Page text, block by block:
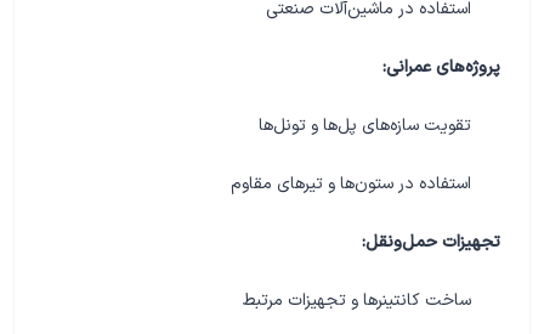
استفاده در ماشین‌آلات صنعتی
پروژه‌های عمرانی:
تقویت سازه‌های پل‌ها و تونل‌ها
استفاده در ستون‌ها و تیرهای مقاوم
تجهیزات حمل‌ونقل:
ساخت کانتینرها و تجهیزات مرتبط